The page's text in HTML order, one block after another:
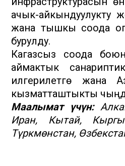
ачык-айкындуулукту
жана тышкы соода
бурулду.
Кагазсыз соода
аймактык
илгерилетүүгө
кызматташтыкты
Маалымат үчүн:
Иран, Кытай,
Түркмөнстан,